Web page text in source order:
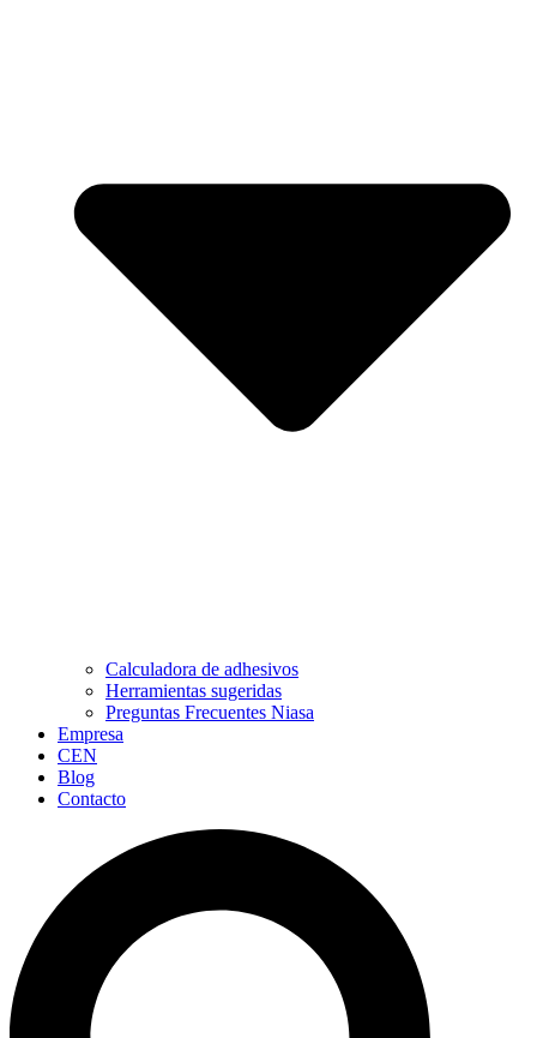
Calculadora de adhesivos
Herramientas sugeridas
Preguntas Frecuentes Niasa
Empresa
CEN
Blog
Contacto